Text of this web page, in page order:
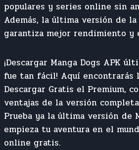
populares y series online sin
Además, la última versión de
garantiza mejor rendimiento y
¡Descargar Manga Dogs APK
fue tan fácil! Aquí encontrarás
Descargar Gratis el Premium,
ventajas de la versión
Prueba ya la última versión de
empieza tu aventura en el
online gratis.